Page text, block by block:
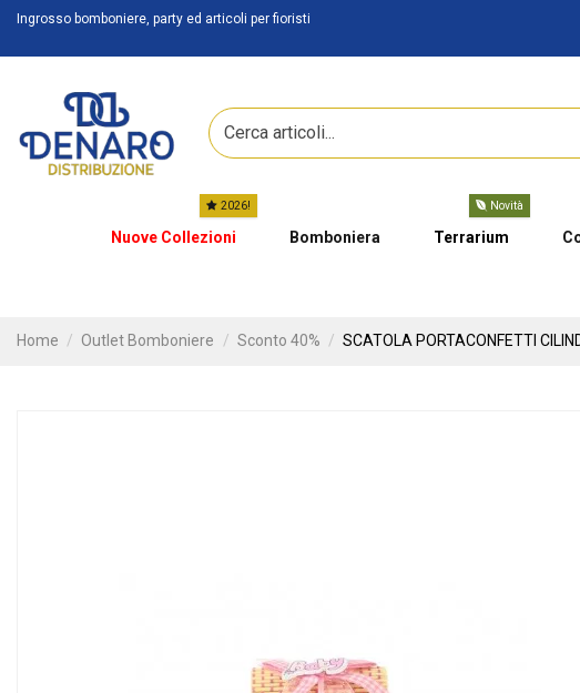
Ingrosso bomboniere, party ed articoli per fioristi
Nuove Collezioni
2026!
Bomboniera Terrarium
Novità
Home Outlet Bomboniere Sconto 40% SCATOLA PORTACONFETTI